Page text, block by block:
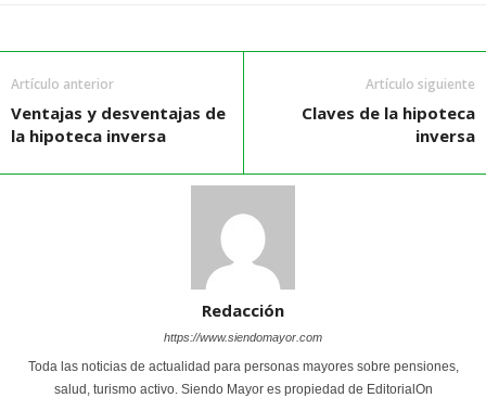
Artículo anterior
Ventajas y desventajas de
la hipoteca inversa
Artículo siguiente
Claves de la hipoteca
inversa
Redacción
https://www.siendomayor.com
Toda las noticias de actualidad para personas mayores sobre pensiones,
salud, turismo activo. Siendo Mayor es propiedad de EditorialOn